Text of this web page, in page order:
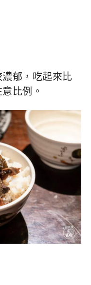
郁，吃起來比
比例。